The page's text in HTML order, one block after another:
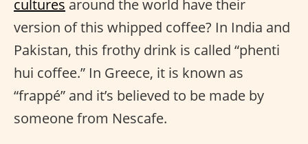
cultures around the world have their
version of this whipped coffee? In India and
Pakistan, this frothy drink is called “phenti
hui coffee.” In Greece, it is known as
“frappé” and it’s believed to be made by
someone from Nescafe.